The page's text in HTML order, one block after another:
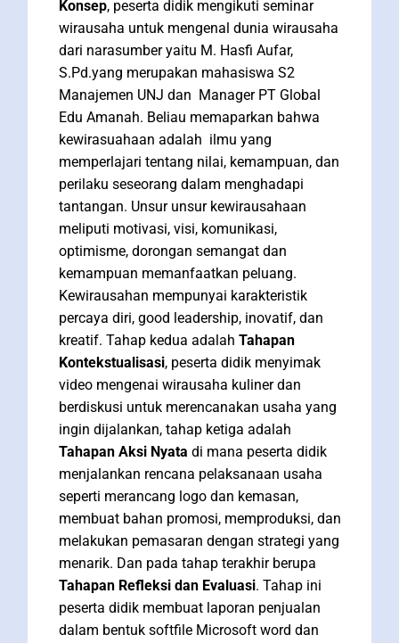
Konsep, peserta didik mengikuti seminar
wirausaha untuk mengenal dunia wirausaha
dari narasumber yaitu M. Hasfi Aufar,
S.Pd.yang merupakan mahasiswa S2
Manajemen UNJ dan Manager PT Global
Edu Amanah. Beliau memaparkan bahwa
kewirasuahaan adalah ilmu yang
memperlajari tentang nilai, kemampuan, dan
perilaku seseorang dalam menghadapi
tantangan. Unsur unsur kewirausahaan
meliputi motivasi, visi, komunikasi,
optimisme, dorongan semangat dan
kemampuan memanfaatkan peluang.
Kewirausahan mempunyai karakteristik
percaya diri, good leadership, inovatif, dan
kreatif. Tahap kedua adalah Tahapan
Kontekstualisasi, peserta didik menyimak
video mengenai wirausaha kuliner dan
berdiskusi untuk merencanakan usaha yang
ingin dijalankan, tahap ketiga adalah
Tahapan Aksi Nyata di mana peserta didik
menjalankan rencana pelaksanaan usaha
seperti merancang logo dan kemasan,
membuat bahan promosi, memproduksi, dan
melakukan pemasaran dengan strategi yang
menarik. Dan pada tahap terakhir berupa
Tahapan Refleksi dan Evaluasi. Tahap ini
peserta didik membuat laporan penjualan
dalam bentuk softfile Microsoft word dan